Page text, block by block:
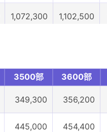
1,072,300 1,102,500
1,262,500 1,299,100
1,352,600 1,391,500
3500部 3600部
349,300 356,200
445,000 454,400